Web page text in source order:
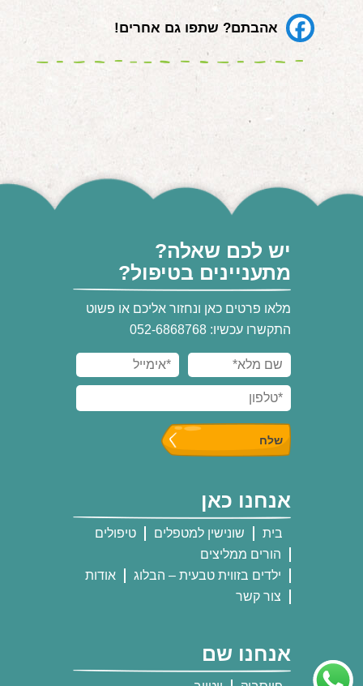
אהבתם? שתפו גם אחרים!
יש לכם שאלה?
מתעניינים בטיפול?
מלאו פרטים כאן ונחזור אליכם או פשוט
התקשרו עכשיו: 052-6868768
אנחנו כאן
בית שונישין למטפלים
טיפולים
הורים ממליצים
ילדים בזווית טבעית – הבלוג
אודות
צור קשר
אנחנו שם